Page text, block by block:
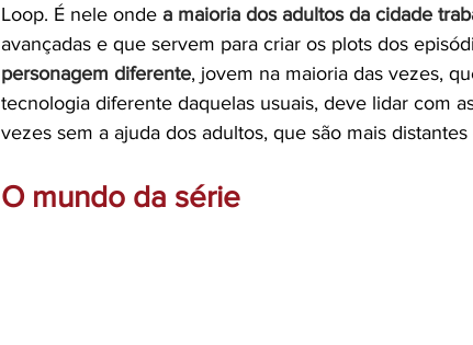
Loop. É nele onde a maioria dos adultos da cidade
avançadas e que servem para criar os plots dos
personagem diferente, jovem na maioria das vezes,
tecnologia diferente daquelas usuais, deve lidar com
vezes sem a ajuda dos adultos, que são mais
O mundo da série